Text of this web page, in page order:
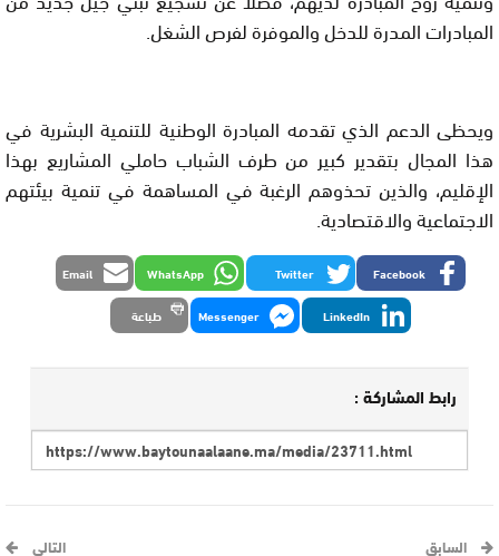
المبادرات المدرة للدخل والموفرة لفرص الشغل.
ويحظى الدعم الذي تقدمه المبادرة الوطنية للتنمية البشرية في
هذا المجال بتقدير كبير من طرف الشباب حاملي المشاريع بهذا
الإقليم، والذين تحذوهم الرغبة في المساهمة في تنمية بيئتهم
الاجتماعية والاقتصادية.
Facebook
Twitter
WhatsApp
Email
LinkedIn
Messenger طباعة
رابط المشاركة :
السابق التالي